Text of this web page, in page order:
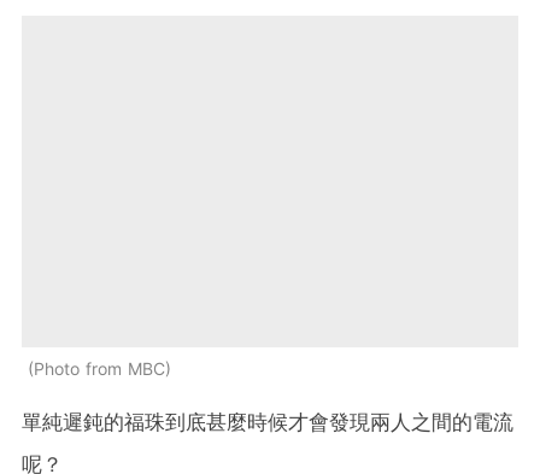
Photo from MBC
單純遲鈍的福珠到底甚麼時候才會發現兩人之間的電流
呢？